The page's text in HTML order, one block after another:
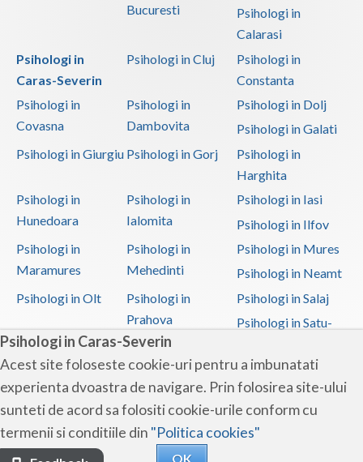
Psihologi in Caras-Severin
Acest site foloseste cookie-uri pentru a imbunatati
experienta dvoastra de navigare. Prin folosirea site-ului
sunteti de acord sa folositi cookie-urile conform cu
termenii si conditiile din "Politica cookies"
OK
Bucuresti
Psihologi in
Calarasi
Psihologi in
Caras-Severin
Psihologi in Cluj
Psihologi in
Constanta
Psihologi in
Covasna
Psihologi in
Dambovita
Psihologi in Dolj
Psihologi in Galati
Psihologi in Giurgiu Psihologi in Gorj
Psihologi in
Harghita
Psihologi in
Hunedoara
Psihologi in
Ialomita
Psihologi in Iasi
Psihologi in Ilfov
Psihologi in
Maramures
Psihologi in
Mehedinti
Psihologi in Mures
Psihologi in Neamt
Psihologi in Olt
Psihologi in
Prahova
Psihologi in Salaj
Psihologi in Satu-
Psihologi in Sibiu
Psihologi in
Suceava
Psihologi in
Teleorman
Psihologi in Timis
Psihologi in Tulcea Psihologi in Valcea
Psihologi in Vaslui
Psihologi in